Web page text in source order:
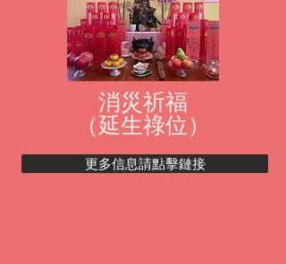
消災祈福
（延生祿位）
更多信息請點擊鏈接